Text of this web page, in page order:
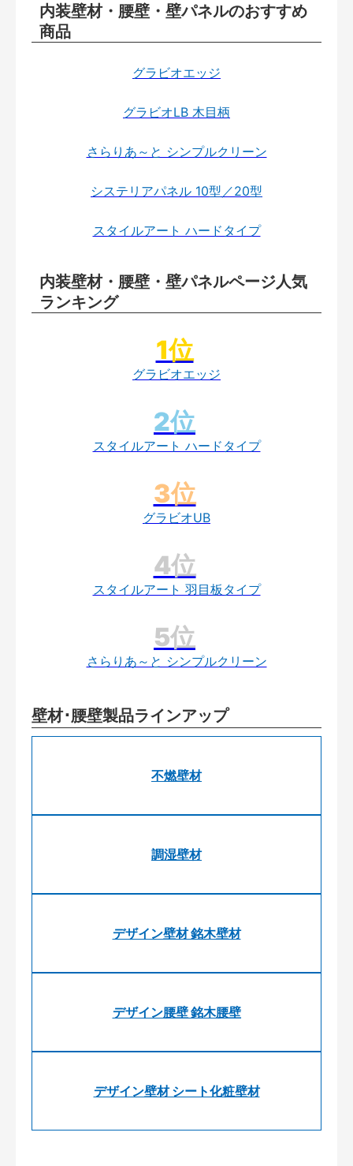
内装壁材・腰壁・壁パネルのおすすめ
商品
グラビオエッジ
グラビオLB 木目柄
さらりあ～と シンプルクリーン
システリアパネル 10型／20型
スタイルアート ハードタイプ
内装壁材・腰壁・壁パネルページ人気
ランキング
グラビオエッジ
スタイルアート ハードタイプ
グラビオUB
スタイルアート 羽目板タイプ
さらりあ～と シンプルクリーン
壁材･腰壁製品ラインアップ
不燃壁材
調湿壁材
デザイン壁材 銘木壁材
デザイン腰壁 銘木腰壁
デザイン壁材 シート化粧壁材